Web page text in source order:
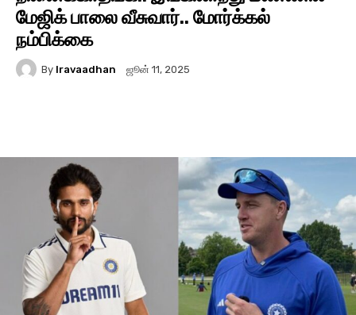
மேஜிக் பாலை வீசுவார்.. மோர்க்கல்
நம்பிக்கை
By Iravaadhan ஜூன் 11, 2025